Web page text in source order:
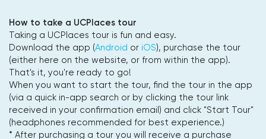
How to take a UCPlaces tour
Taking a UCPlaces tour is fun and easy.
Download the app (Android or iOS), purchase the tour
(either here on the website, or from within the app).
That's it, you're ready to go!
When you want to start the tour, find the tour in the app
(via a quick in-app search or by clicking the tour link
received in your confirmation email) and click "Start Tour"
(headphones recommended for best experience.)
* After purchasing a tour you will receive a purchase